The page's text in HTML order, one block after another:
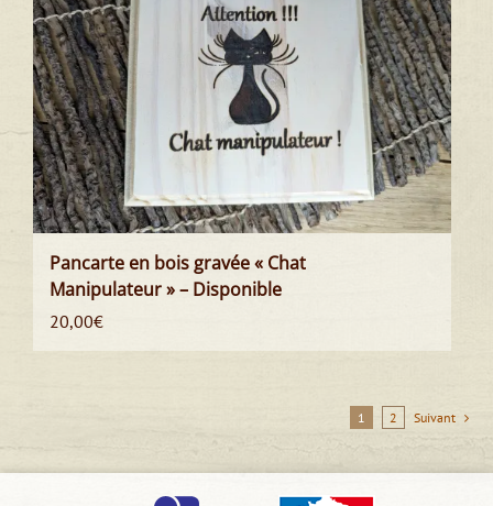
Pancarte en bois gravée « Chat
Manipulateur » – Disponible
20,00€
1 2 Suivant